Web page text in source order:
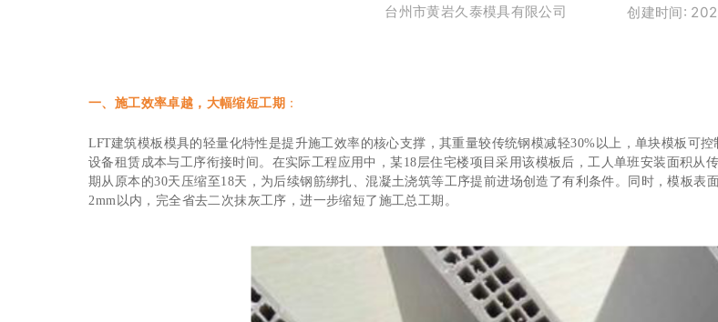
台州市黄岩久泰模具有限公司 创建时间:
一、施工效率卓越，大幅缩短工期 ：
LFT建筑模板模具的轻量化特性是提升施工效率的核心支撑，其重量较传统钢模减轻30%以上，单块模板可
设备租赁成本与工序衔接时间。在实际工程应用中，某18层住宅楼项目采用该模板后，工人单班安装面积从
期从原本的30天压缩至18天，为后续钢筋绑扎、混凝土浇筑等工序提前进场创造了有利条件。同时，模板
2mm以内，完全省去二次抹灰工序，进一步缩短了施工总工期。